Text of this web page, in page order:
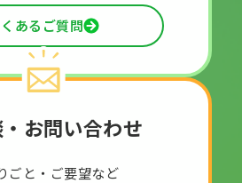
あるご質問
お問い合わせ
ごと・ご要望など